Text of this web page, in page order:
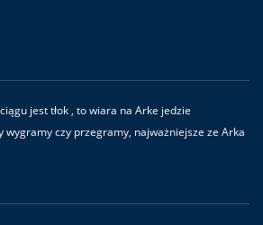
jest tłok , to wiara na Arke jedzie
wygramy czy przegramy, najważniejsze ze Arka